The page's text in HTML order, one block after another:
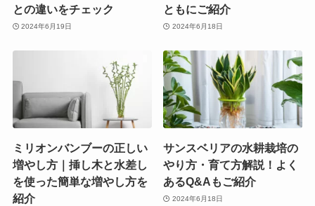
との違いをチェック
2024年6月19日
ともにご紹介
2024年6月18日
ミリオンバンブーの正しい
増やし方｜挿し木と水差し
を使った簡単な増やし方を
紹介
サンスベリアの水耕栽培の
やり方・育て方解説！よく
あるQ&Aもご紹介
2024年6月18日